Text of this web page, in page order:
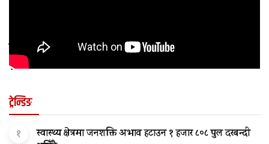
कुन अवस्थामा बच्चालाई शल्यक्रिया आवश्यक पर्छ
?
ट्रेन्डिङ
१
स्वास्थ्य क्षेत्रमा जनशक्ति अभाव हटाउन १ हजार ८०८ पुल दरबन्दी